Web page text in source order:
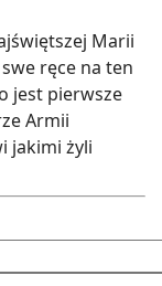
Marii
ręce na ten
jest pierwsze
Armii
jakimi żyli